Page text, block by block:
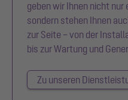
geben wir Ihnen nicht nur
sondern stehen Ihnen
zur Seite – von der
bis zur Wartung und
Zu unseren